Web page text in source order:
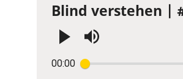
Blind verstehen |
00:00
Enter